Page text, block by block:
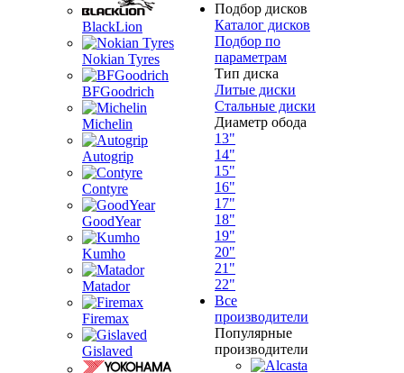
BlackLion
Nokian Tyres
BFGoodrich
Michelin
Autogrip
Contyre
GoodYear
Kumho
Matador
Firemax
Gislaved
Подбор дисков
Каталог дисков
Подбор по
параметрам
Тип диска
Литые диски
Стальные диски
Диаметр обода
13"
14"
15"
16"
17"
18"
19"
20"
21"
22"
Все
производители
Популярные
производители